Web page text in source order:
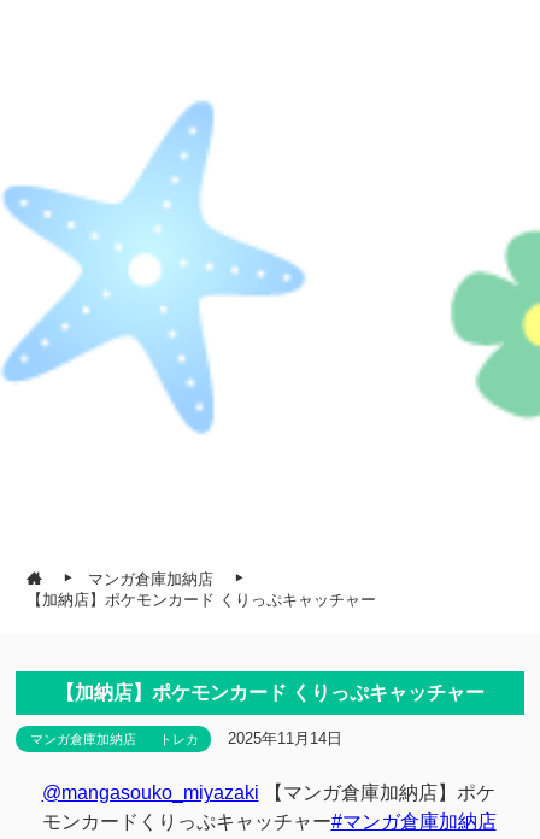
マンガ倉庫加納店
【加納店】ポケモンカード くりっぷキャッチャー
【加納店】ポケモンカード くりっぷキャッチャー
マンガ倉庫加納店 トレカ 2025年11月14日
@mangasouko_miyazaki 【マンガ倉庫加納店】ポケ
モンカードくりっぷキャッチャー#マンガ倉庫加納店